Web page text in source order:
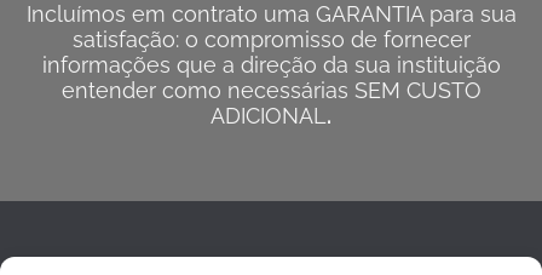
Incluímos em contrato uma GARANTIA para sua
satisfação: o compromisso de fornecer
informações que a direção da sua instituição
entender como necessárias SEM CUSTO
ADICIONAL.